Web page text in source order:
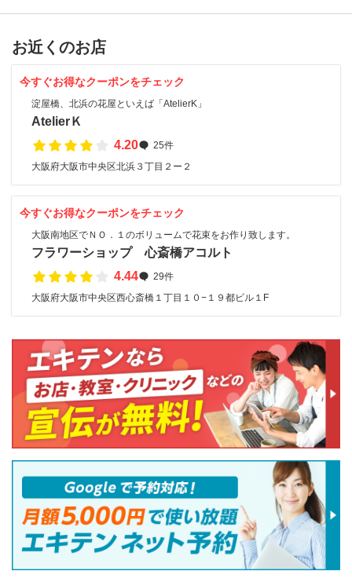
お近くのお店
今すぐお得なクーポンをチェック
淀屋橋、北浜の花屋といえば「AtelierK」
AtelierＫ
4.20
25件
大阪府大阪市中央区北浜３丁目２ー２
今すぐお得なクーポンをチェック
大阪南地区でＮＯ．１のボリュームで花束をお作り致します。
フラワーショップ 心斎橋アコルト
4.44
29件
大阪府大阪市中央区西心斎橋１丁目１０−１９都ビル１F